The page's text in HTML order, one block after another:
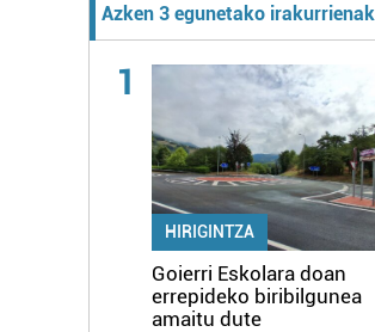
Azken 3 egunetako irakurrienak
1
HIRIGINTZA
Goierri Eskolara doan
errepideko biribilgunea
amaitu dute